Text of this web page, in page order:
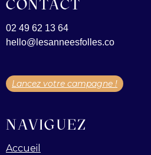
CONTACT
02 49 62 13 64
hello@lesanneesfolles.co
Lancez votre campagne !
NAVIGUEZ
Accueil